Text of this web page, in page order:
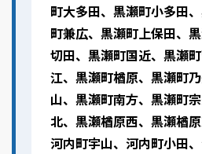
町大多田、黒瀬町小多田
町兼広、黒瀬町上保田、
切田、黒瀬町国近、黒瀬
江、黒瀬町楢原、黒瀬町
山、黒瀬町南方、黒瀬町
北、黒瀬楢原西、黒瀬楢原
河内町宇山、河内町小田